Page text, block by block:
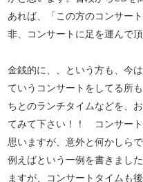
あれば、「この方のコンサー
非、コンサートに足を運んで
金銭的に、、という方も、今
ていうコンサートをしてる所
ちとのランチタイムなどを、
てみて下さい！！ コンサー
思いますが、意外と何かしら
例えばという一例を書きまし
ますが、コンサートタイムも